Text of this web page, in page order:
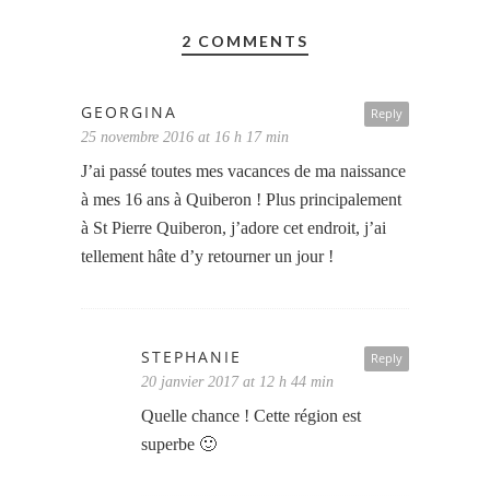
2 COMMENTS
Reply
GEORGINA
25 novembre 2016 at 16 h 17 min
J’ai passé toutes mes vacances de ma naissance
à mes 16 ans à Quiberon ! Plus principalement
à St Pierre Quiberon, j’adore cet endroit, j’ai
tellement hâte d’y retourner un jour !
Reply
STEPHANIE
20 janvier 2017 at 12 h 44 min
Quelle chance ! Cette région est
superbe 🙂